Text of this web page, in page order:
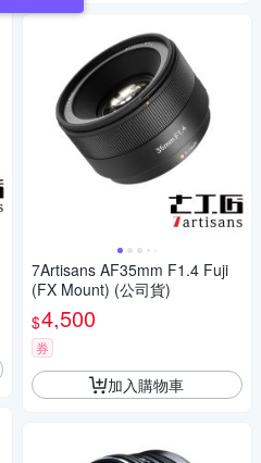
7Artisans AF35mm F1.4 Fuji
(FX Mount) (公司貨)
$4,500
券
加入購物車